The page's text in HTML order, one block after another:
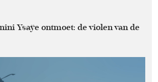
Ysaÿe ontmoet: de violen van de